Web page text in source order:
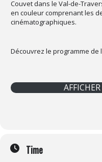
Couvet dans le Val-de-
en couleur comprenant les
cinématographiques.
Découvrez le programme de
Time